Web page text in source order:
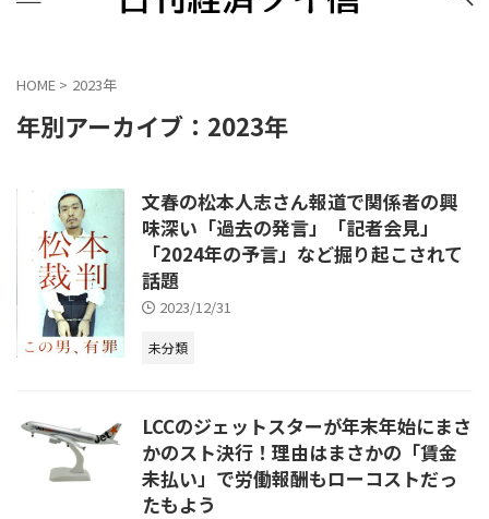
HOME > 2023年
年別アーカイブ：2023年
文春の松本人志さん報道で関係者の興
味深い「過去の発言」「記者会見」
「2024年の予言」など掘り起こされて
話題
2023/12/31
未分類
LCCのジェットスターが年末年始にまさ
かのスト決行！理由はまさかの「賃金
未払い」で労働報酬もローコストだっ
たもよう